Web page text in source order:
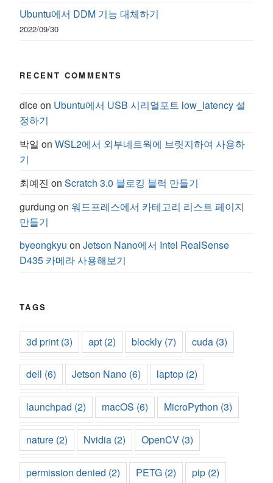
Ubuntu에서 DDM 기능 대체하기
2022/09/30
RECENT COMMENTS
diceon Ubuntu에서 USB 시리얼포트 low_latency 설
정하기
박일 on WSL2에서 외부네트웍에 브릿지하여 사용하
기
최예진 on Scratch 3.0 블로킹 블럭 만들기
gurdung on 워드프레스에서 카테고리 리스트 페이지
만들기
byeongkyu on Jetson Nano에서 Intel RealSense
D435 카메라 사용해보기
TAGS
3d print (3) apt (2) blockly (7) cuda (3)
dell (6) Jetson Nano (6) laptop (2)
launchpad (2) macOS (6) MicroPython (3)
nature (2) Nvidia (2) OpenCV (3)
permission denied (2) PETG (2) pip (2)